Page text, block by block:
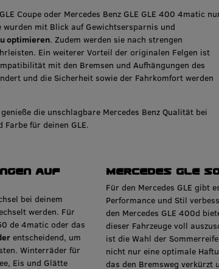
Coupe oder Mercedes Benz GLE GLE 400 4matic
mit Blick auf Gewichtsersparnis und
optimieren. Zudem werden sie nach strengen
Ein weiterer Vorteil der originalen Felgen ist
mit den Bremsen und Aufhängungen des
und die Sicherheit sowie der Fahrkomfort werden
die unschlagbare Mercedes Benz Qualität bei
für deinen GLE.
auf
bei deinem
werden. Für
de 4matic oder das
entscheidend, um
Winterräder für
Eis und Glätte
Mercedes GLE
Für den Mercedes GLE gibt
Performance und Stil
den Mercedes GLE 400d
dieser Fahrzeuge voll
ist die Wahl der
nicht nur eine optimale
das den Bremsweg verkürzt